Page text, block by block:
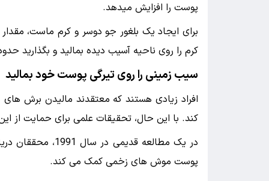
پوست را افزایش میدهد.
برای ایجاد یک بلغور جو دوسر و کرم ماست،
کرم را روی ناحیه آسیب دیده بمالید و بگذارید حدود 15 دقیقه بماند. در نهایت محل را بشویید و خشک
سیب زمینی را روی تیرگی پوست خود بمالید
افراد زیادی هستند که معتقدند مالیدن برش
کند. با این حال، تحقیقات علمی برای حمایت از
پوست موش های زخمی کمک می کند.